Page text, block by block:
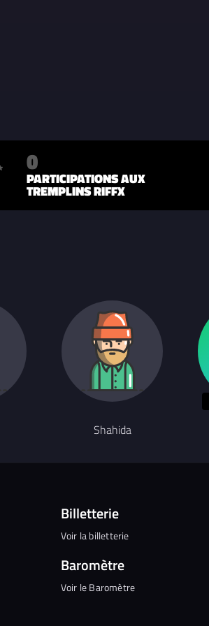
0
PARTICIPATIONS AUX
TREMPLINS RIFFX
Shahida
Billetterie
Voir la billetterie
Baromètre
Voir le Baromètre